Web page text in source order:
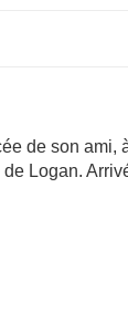
de son ami,
Logan.